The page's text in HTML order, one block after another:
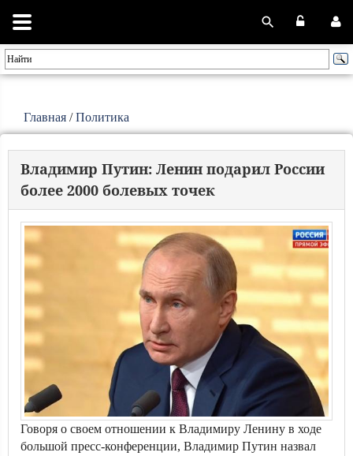
Главная /Политика
Владимир Путин: Ленин подарил России
более 2000 болевых точек
Говоря о своем отношении к Владимиру Ленину в ходе
большой пресс-конференции, Владимир Путин назвал